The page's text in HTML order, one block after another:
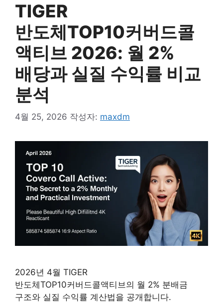
TIGER
반도체TOP10커버드콜
액티브 2026: 월 2%
배당과 실질 수익률 비교
분석
4월 25, 2026 작성자: maxdm
2026년 4월 TIGER
반도체TOP10커버드콜액티브의 월 2% 분배금
구조와 실질 수익률 계산법을 공개합니다.